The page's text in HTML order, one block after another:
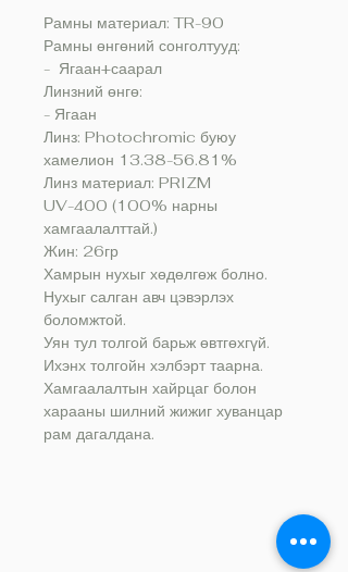
Рамны материал: TR-90
Рамны өнгөний сонголтууд:
- Ягаан+саарал
Линзний өнгө:
- Ягаан
Линз: Photochromic буюу
хамелион 13.38-56.81%
Линз материал: PRIZM
UV-400 (100% нарны
хамгаалалттай.)
Жин: 26гр
Хамрын нухыг хөдөлгөж болно.
Нухыг салган авч цэвэрлэх
боломжтой.
Уян тул толгой барьж өвтгөхгүй.
Ихэнх толгойн хэлбэрт таарна.
Хамгаалалтын хайрцаг болон
харааны шилний жижиг хуванцар
рам дагалдана.